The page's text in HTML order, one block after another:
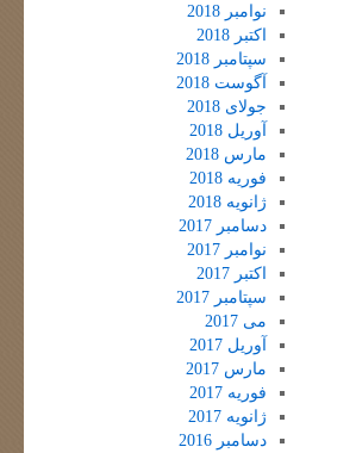
نوامبر 2018
اکتبر 2018
سپتامبر 2018
آگوست 2018
جولای 2018
آوریل 2018
مارس 2018
فوریه 2018
ژانویه 2018
دسامبر 2017
نوامبر 2017
اکتبر 2017
سپتامبر 2017
می 2017
آوریل 2017
مارس 2017
فوریه 2017
ژانویه 2017
دسامبر 2016